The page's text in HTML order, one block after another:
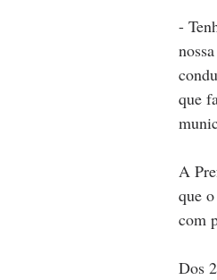
-
que
A
que
com
Dos